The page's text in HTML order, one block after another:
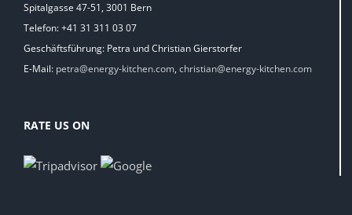
Spitalgasse 47-51, 3001 Bern
Telefon: +41 31 311 03 07
Geschäftsführung: Petra und Christian Gierstorfer
E-Mail: petra@energy-kitchen.com, christian@energy-kitchen.com
RATE US ON